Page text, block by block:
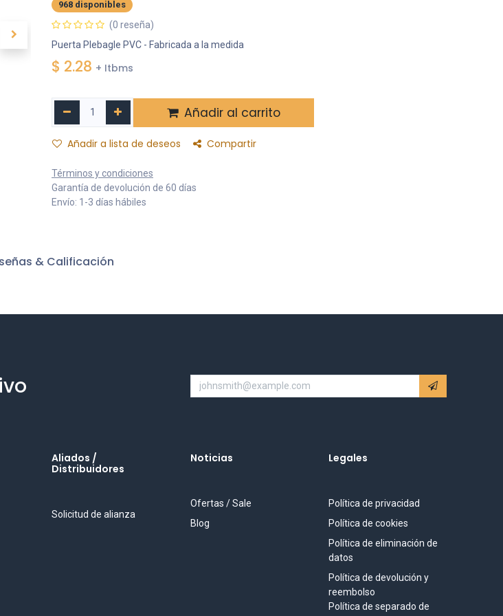
968 disponibles
(0 reseña)
Puerta Plebagle PVC - Fabricada a la medida
$ 2.28 + Itbms
Añadir al carrito
Añadir a lista de deseos Compartir
Términos y condiciones
Garantía de devolución de 60 días
Envío: 1-3 días hábiles
& Calificación
Aliados /
Distribuidores
Solicitud de alianza
Noticias
Ofertas / Sale
Blog
Legales
Política de privacidad
Política de cookies
Política de eliminación de
datos
Política de devolución y
reembolso
Política de separado de